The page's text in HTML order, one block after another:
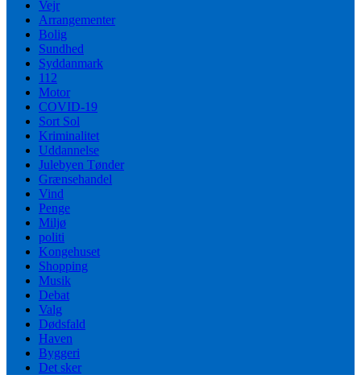
Vejr
Arrangementer
Bolig
Sundhed
Syddanmark
112
Motor
COVID-19
Sort Sol
Kriminalitet
Uddannelse
Julebyen Tønder
Grænsehandel
Vind
Penge
Miljø
politi
Kongehuset
Shopping
Musik
Debat
Valg
Dødsfald
Haven
Byggeri
Det sker